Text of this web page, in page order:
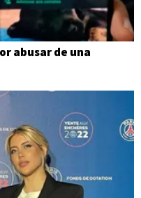
abusar de una